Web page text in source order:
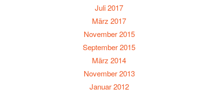
Juli 2017
März 2017
November 2015
September 2015
März 2014
November 2013
Januar 2012